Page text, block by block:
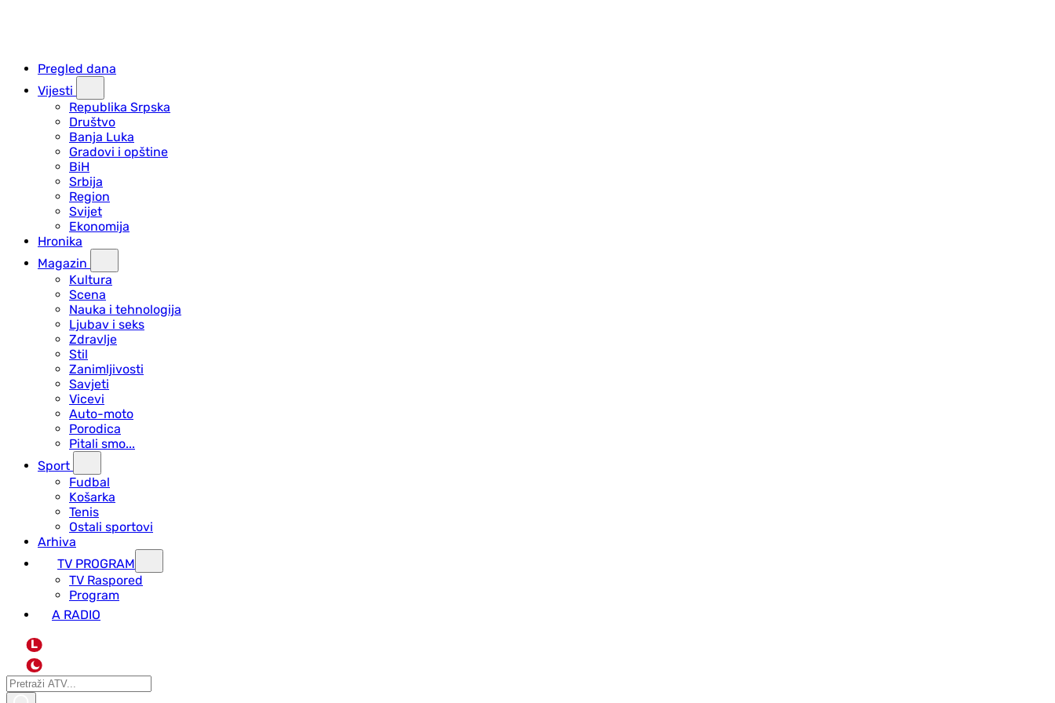
Pregled dana
Vijesti
Republika Srpska
Društvo
Banja Luka
Gradovi i opštine
BiH
Srbija
Region
Svijet
Ekonomija
Hronika
Magazin
Kultura
Scena
Nauka i tehnologija
Ljubav i seks
Zdravlje
Stil
Zanimljivosti
Savjeti
Vicevi
Auto-moto
Porodica
Pitali smo...
Sport
Fudbal
Košarka
Tenis
Ostali sportovi
Arhiva
TV PROGRAM
ТV Raspored
Program
A RADIO
L